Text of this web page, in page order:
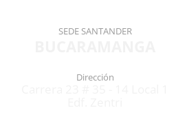
SEDE SANTANDER
Dirección